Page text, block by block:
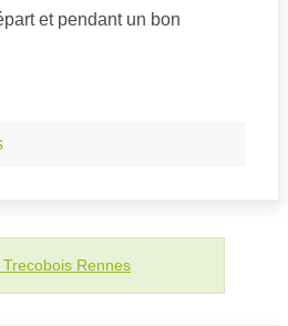
et pendant un bon
Rennes